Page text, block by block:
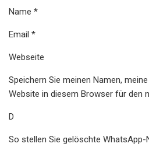
Name *
Email *
Webseite
Speichern Sie meinen Namen,
Website in diesem Browser für den
D
So stellen Sie gelöschte